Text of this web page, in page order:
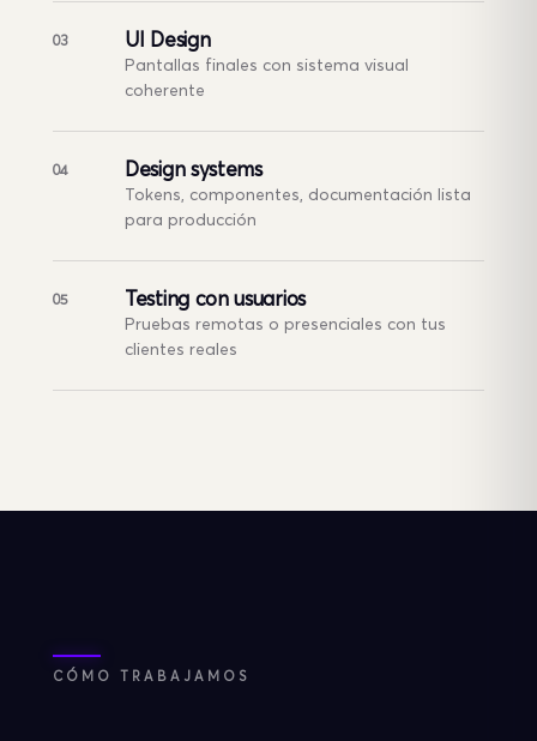
03 UI Design
Pantallas finales con sistema visual
coherente
04 Design systems
Tokens, componentes, documentación lista
para producción
05 Testing con usuarios
Pruebas remotas o presenciales con tus
clientes reales
CÓMO TRABAJAMOS